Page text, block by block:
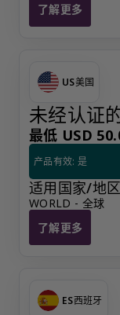
了解更多
奕资奇怪服务提供
US美国
未经认证
最低 USD
产品有效: 是
适用国家/地区
WORLD - 全球
了解更多
未经认证的世界
ES西班牙